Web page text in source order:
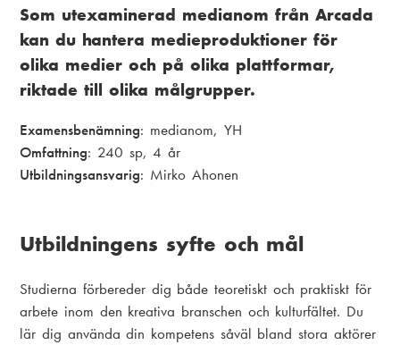
Som utexaminerad medianom från Arcada
kan du hantera medieproduktioner för
olika medier och på olika plattformar,
riktade till olika målgrupper.
Examensbenämning: medianom, YH
Omfattning: 240 sp, 4 år
Utbildningsansvarig: Mirko Ahonen
Utbildningens syfte och mål
Studierna förbereder dig både teoretiskt och praktiskt för
arbete inom den kreativa branschen och kulturfältet. Du
lär dig använda din kompetens såväl bland stora aktörer